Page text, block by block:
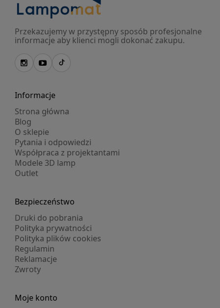
Przekazujemy w przystępny sposób profesjonalne
informacje aby klienci mogli dokonać zakupu.
Informacje
Strona główna
Blog
O sklepie
Pytania i odpowiedzi
Współpraca z projektantami
Modele 3D lamp
Outlet
Bezpieczeństwo
Druki do pobrania
Polityka prywatności
Polityka plików cookies
Regulamin
Reklamacje
Zwroty
Moje konto